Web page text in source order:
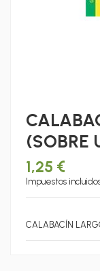
(SOBRE
1,25 €
Impuestos
CALABACÍN